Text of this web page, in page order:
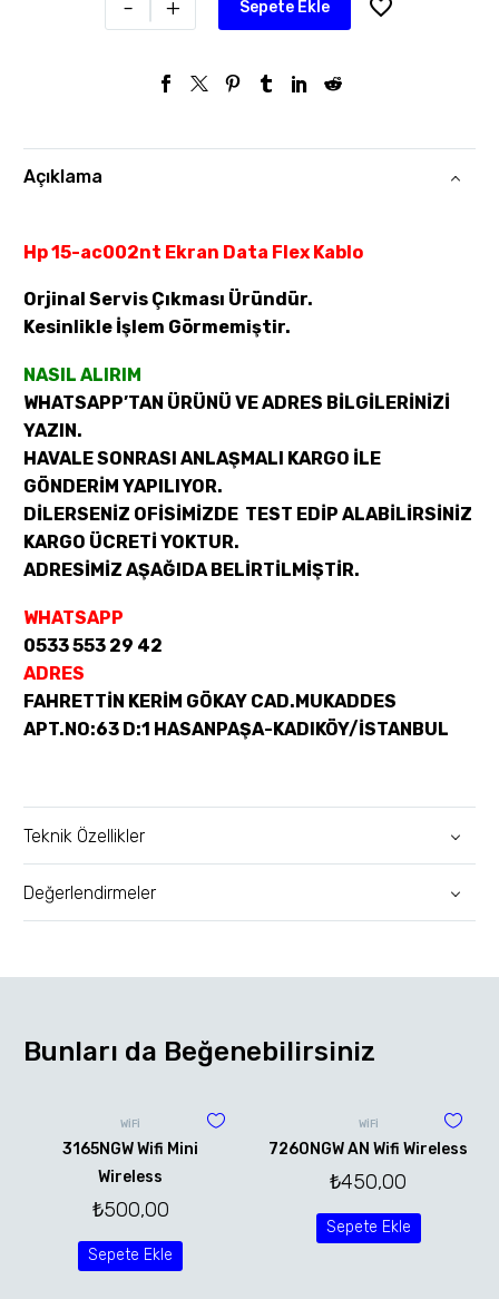
- + Sepete Ekle
Açıklama
Hp 15-ac002nt Ekran Data Flex Kablo
Orjinal Servis Çıkması Üründür.
Kesinlikle İşlem Görmemiştir.
NASIL ALIRIM
WHATSAPP’TAN ÜRÜNÜ VE ADRES BİLGİLERİNİZİ
YAZIN.
HAVALE SONRASI ANLAŞMALI KARGO İLE
GÖNDERİM YAPILIYOR.
DİLERSENİZ OFİSİMİZDE TEST EDİP ALABİLİRSİNİZ
KARGO ÜCRETİ YOKTUR.
ADRESİMİZ AŞAĞIDA BELİRTİLMİŞTİR.
WHATSAPP
0533 553 29 42
ADRES
FAHRETTİN KERİM GÖKAY CAD.MUKADDES
APT.NO:63 D:1 HASANPAŞA-KADIKÖY/İSTANBUL
Teknik Özellikler
Değerlendirmeler
Bunları da Beğenebilirsiniz
WİFİ
3165NGW Wifi Mini
Wireless
₺500,00
Sepete Ekle
WİFİ
7260NGW AN Wifi Wireless
₺450,00
Sepete Ekle